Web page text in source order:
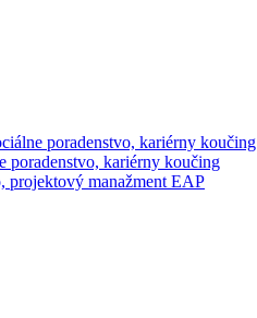
poradenstvo, kariérny koučing
poradenstvo, kariérny koučing
projektový manažment EAP